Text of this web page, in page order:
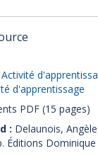
Activité
d'apprentissage
PDF (15 pages)
: Delaunois,
Éditions